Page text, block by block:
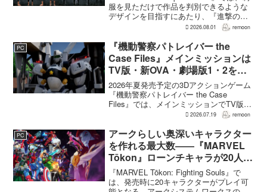
造形が影響
服を見ただけで作品を判別できるような
デザインを目指すにあたり、『進撃の巨
人』を参考にしたという。あわせて、キ
ルで印象に残るデザインから...
2026.08.01 remoon
PC
『機動警察パトレイバー the
Case Files』メインミッションは
TV版・新OVA・劇場版1・2をカ
バー。零式とヘルハウンドを動か
すため“アナザーサイドミッショ
ン”を実装
2026年夏発売予定の3Dアクションゲーム
『機動警察パトレイバー the Case
Files』では、メインミッションでTV版、
新OVA、劇場版第1作・第2作の範囲をカ
ーを務めるグッドスマイルカンパニー
の...
2026.07.19 remoon
PC
アークらしい奥深いキャラクター
を作れる最大数――『MARVEL
Tōkon』ローンチキャラが20人に
なった理由
『MARVEL Tōkon: Fighting Souls』で
は、発売時に20キャラクターがプレイ可